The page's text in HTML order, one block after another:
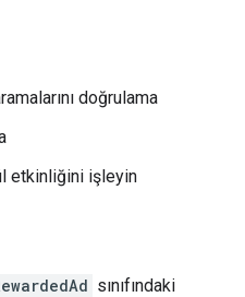
doğrulama
etkinliğini işleyin
sınıfındaki